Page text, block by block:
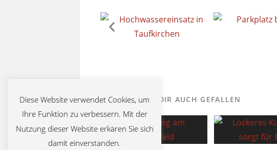
DAS KÖNNTE DIR AUCH GEFALLEN
Diese Website verwendet Cookies, um
Ihre Funktion zu verbessern. Mit der
Nutzung dieser Website erkären Sie sich
damit einverstanden.